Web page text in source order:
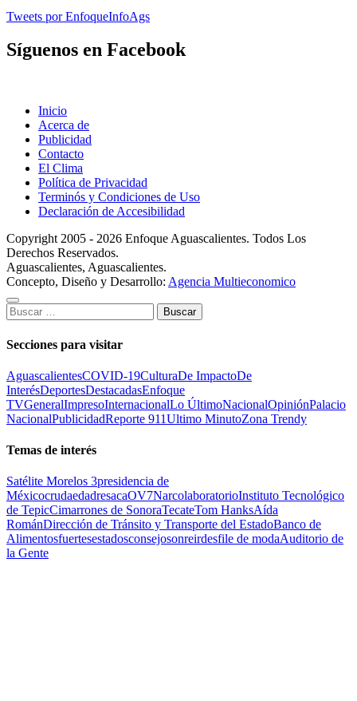
Tweets por EnfoqueInfoAgs
Síguenos en Facebook
Inicio
Acerca de
Publicidad
Contacto
El Clima
Política de Privacidad
Terminós y Condiciones de Uso
Declaración de Accesibilidad
Copyright 2005 - 2026 Enfoque Aguascalientes. Todos Los
Derechos Reservados.
Aguascalientes, Aguascalientes.
Concepto, Diseño y Desarrollo: Agencia Multieconomico
Buscar:
Secciones para visitar
AguascalientesCOVID-19CulturaDe ImpactoDe
InterésDeportesDestacadasEnfoque
TVGeneralImpresoInternacionalLo ÚltimoNacionalOpiniónPalacio
NacionalPublicidadReporte 911Ultimo MinutoZona Trendy
Temas de interés
Satélite Morelos 3presidencia de
MéxicocrudaedadresacaOV7NarcolaboratorioInstituto Tecnológico
de TepicCimarrones de SonoraTecateTom HanksAída
RománDirección de Tránsito y Transporte del EstadoBanco de
Alimentosfuertesestadosconsejosonreirdesfile de modaAuditorio de
la Gente